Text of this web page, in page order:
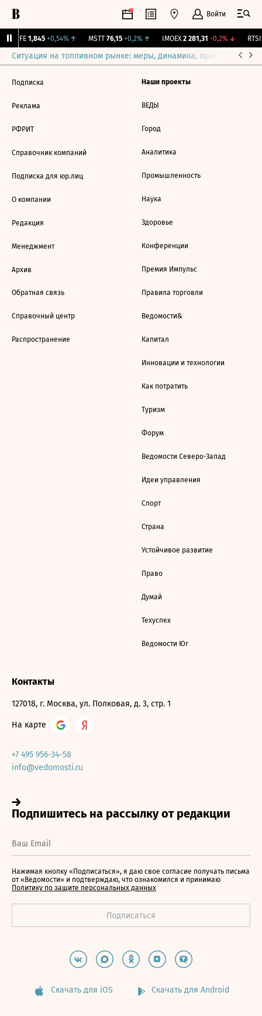
Войти
LIFE 1,845 +0,54%↑ MSTT 76,15 +0,2%↑ IMOEX 2 281,31 -0,2%↓ RTSI
Ситуация на топливном рынке: меры, динамика, прогнозы
Подписка
Реклама
РФРИТ
Справочник компаний
Подписка для юр.лиц
О компании
Редакция
Менеджмент
Архив
Обратная связь
Справочный центр
Распространение
Наши проекты
ВЕДЫ
Город
Аналитика
Промышленность
Наука
Здоровье
Конференции
Премия Импульс
Правила торговли
Ведомости&
Капитал
Инновации и технологии
Как потратить
Туризм
Форум
Ведомости Северо-Запад
Идеи управления
Спорт
Страна
Устойчивое развитие
Право
Думай
Техуспех
Ведомости Юг
Контакты
127018, г. Москва, ул. Полковая, д. 3, стр. 1
На карте
+7 495 956-34-58
info@vedomosti.ru
Нажимая кнопку «Подписаться», я даю свое согласие получать письма
от «Ведомости» и подтверждаю, что ознакомился и принимаю
Политику по защите персональных данных
Скачать для iOS Скачать для Android